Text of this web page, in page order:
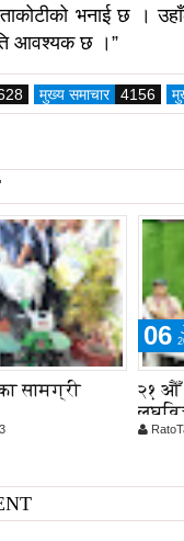
भनाई छ ।
आवश्यक छ ।”
मुख्य समाचार 4156
सामग्री
06
२१ औँ